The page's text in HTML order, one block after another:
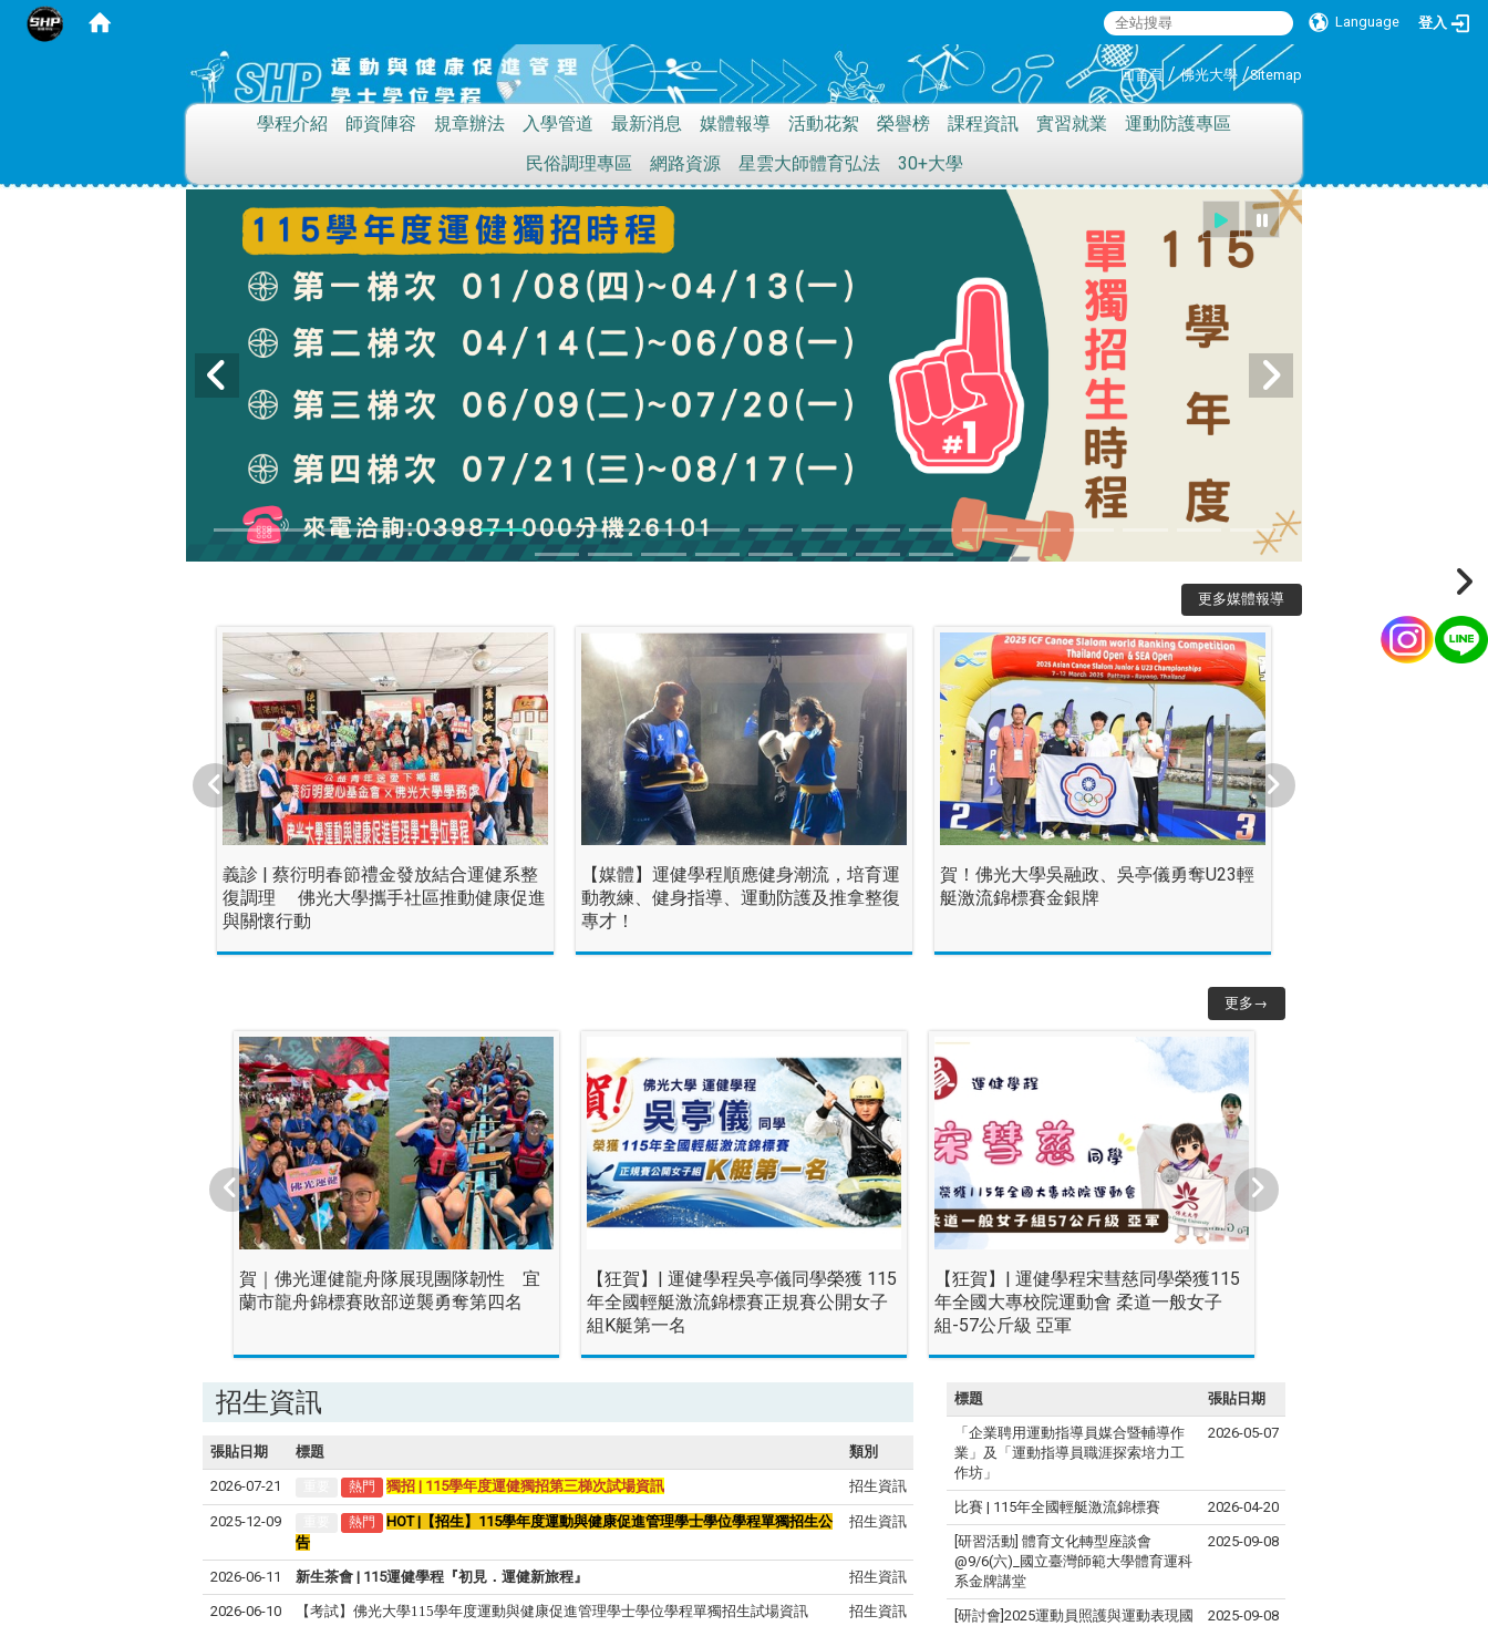
Language 登入
::: 回首頁 /佛光大學 /Sitemap
::: 學程介紹 師資陣容 規章辦法 入學管道 最新消息 媒體報導 活動花絮 榮譽榜 課程資訊 實習就業
運動防護專區
民俗調理專區
網路資源 星雲大師體育弘法 30+大學
更多媒體報導
義診 | 蔡衍明春節禮金發放結合運健系整
復調理 佛光大學攜手社區推動健康促進
與關懷行動
【媒體】運健學程順應健身潮流，培育運
動教練、健身指導、運動防護及推拿整復
專才！
賀！佛光大學吳融政、吳亭儀勇奪U23輕
艇激流錦標賽金銀牌
更多→
賀｜佛光運健龍舟隊展現團隊韌性 宜
蘭市龍舟錦標賽敗部逆襲勇奪第四名
【狂賀】| 運健學程吳亭儀同學榮獲 115
年全國輕艇激流錦標賽正規賽公開女子
組K艇第一名
【狂賀】| 運健學程宋彗慈同學榮獲115
年全國大專校院運動會 柔道一般女子
組-57公斤級 亞軍
招生資訊
張貼日期 標題 類別
2026-07-21 熱門 獨招 | 115學年度運健獨招第三梯次試場資訊 招生資訊
2025-12-09 熱門
HOT |【招生】115學年度運動與健康促進管理學士學位學程單獨招生公
告
招生資訊
2026-06-11 新生茶會 | 115運健學程『初見．運健新旅程』 招生資訊
2026-06-10 【考試】佛光大學115學年度運動與健康促進管理學士學位學程單獨招生試場資訊 招生資訊
標題 張貼日期
「企業聘用運動指導員媒合暨輔導作
業」及「運動指導員職涯探索培力工
作坊」
2026-05-07
比賽 | 115年全國輕艇激流錦標賽 2026-04-20
[研習活動] 體育文化轉型座談會
@9/6(六)_國立臺灣師範大學體育運科
系金牌講堂
2025-09-08
[研討會]2025運動員照護與運動表現國
2025-09-08